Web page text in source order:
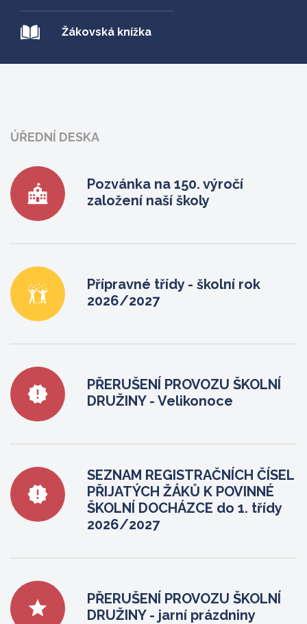
Žákovská knížka
ÚŘEDNÍ DESKA
Pozvánka na 150. výročí
založení naší školy
Přípravné třídy - školní rok
2026/2027
PŘERUŠENÍ PROVOZU ŠKOLNÍ
DRUŽINY - Velikonoce
SEZNAM REGISTRAČNÍCH ČÍSEL
PŘIJATÝCH ŽÁKŮ K POVINNÉ
ŠKOLNÍ DOCHÁZCE do 1. třídy
2026/2027
PŘERUŠENÍ PROVOZU ŠKOLNÍ
DRUŽINY - jarní prázdniny